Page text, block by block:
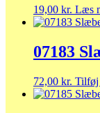
19,00 kr. Læs
07183
72,00 kr.